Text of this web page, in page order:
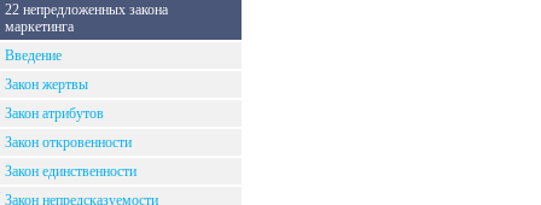
22 непредложенных закона
маркетинга
Введение
Закон жертвы
Закон атрибутов
Закон откровенности
Закон единственности
Закон непредсказуемости